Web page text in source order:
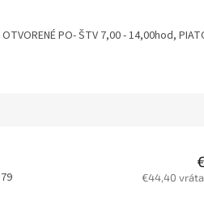
OTVORENÉ PO- ŠTV 7,00 - 14,00hod,
€44,40